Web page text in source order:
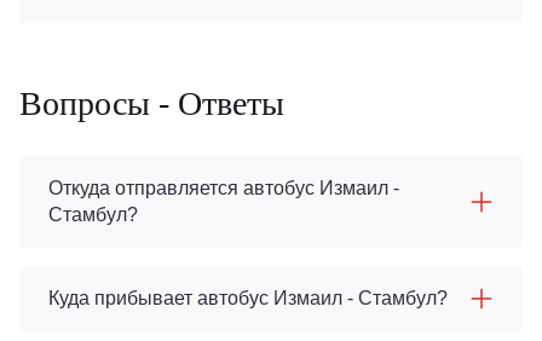
Вопросы - Ответы
Откуда отправляется автобус Измаил -
Стамбул?
Куда прибывает автобус Измаил - Стамбул?